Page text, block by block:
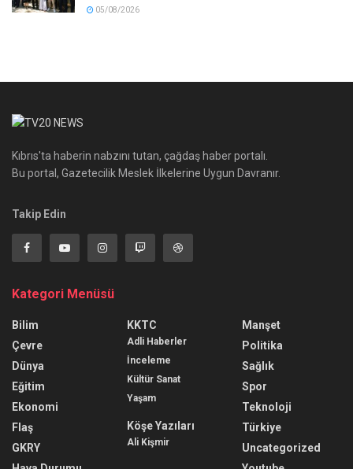
05/08/2026
Kıbrıs'ta haberin nabzını tutan, çağdaş haber portalı.
Bu portal, Gazetecilik Meslek İlkelerine Uygun Davranır.
Takip Edin
Kategori Menüsü
Bilim
Çevre
Dünya
Eğitim
Ekonomi
Flaş
GKRY
KKTC
Adli Haberler
İnceleme
Kültür Sanat
Yaşam
Köşe Yazıları
Ali Kişmir
Manşet
Politika
Sağlık
Spor
Teknoloji
Türkiye
Uncategorized